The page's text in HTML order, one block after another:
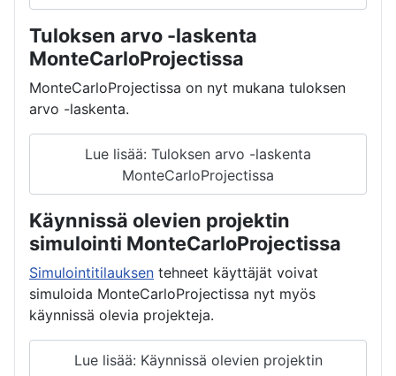
Tuloksen arvo -laskenta
MonteCarloProjectissa
MonteCarloProjectissa on nyt mukana tuloksen
arvo -laskenta.
Lue lisää: Tuloksen arvo -laskenta
MonteCarloProjectissa
Käynnissä olevien projektin
simulointi MonteCarloProjectissa
Simulointitilauksen tehneet käyttäjät voivat
simuloida MonteCarloProjectissa nyt myös
käynnissä olevia projekteja.
Lue lisää: Käynnissä olevien projektin